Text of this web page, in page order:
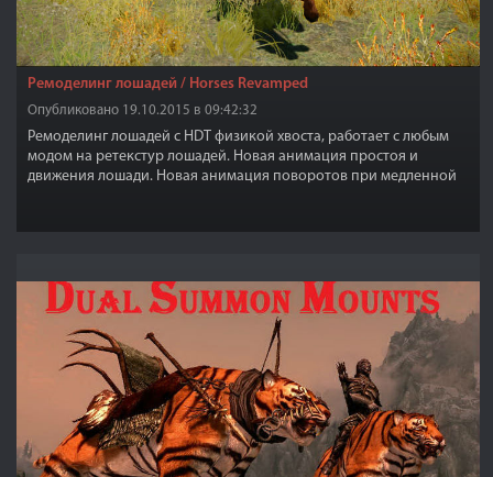
Ремоделинг лошадей / Horses Revamped
Опубликовано 19.10.2015 в 09:42:32
Ремоделинг лошадей с HDT физикой хвоста, работает с любым
модом на ретекстур лошадей. Новая анимация простоя и
движения лошади. Новая анимация поворотов при медленной